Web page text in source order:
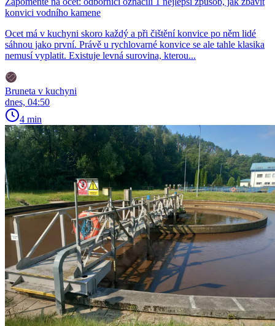
konvici vodního kamene
Ocet má v kuchyni skoro každý a při čištění konvice po něm lidé
sáhnou jako první. Právě u rychlovarné konvice se ale tahle klasika
nemusí vyplatit. Existuje levná surovina, kterou...
Bruneta v kuchyni
dnes, 04:50
4 min